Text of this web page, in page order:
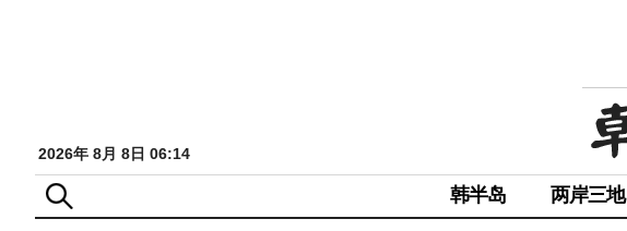
2026年 8月 8日 06:14
韩半岛 两岸三地